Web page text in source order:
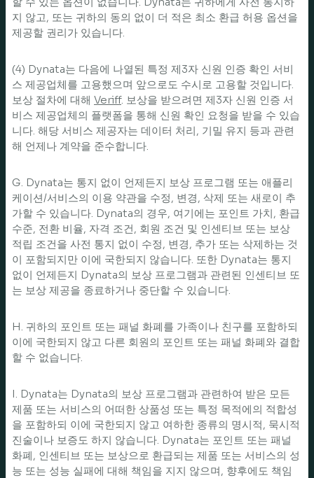
지 않고, 또는 귀하의 동의 없이 더 적은 최소 환급 허용 옵션을
제공할 권리가 있습니다.
(4) Dynata는 다음에 나열된 특정 제3자 신원 인증 확인 서비
스 제공업체를 고용했으며 앞으로도 수시로 고용할 것입니다.
보상 절차에 대해 Veriff. 보상을 받으려면 제3자 신원 인증 서
비스 제공업체의 플랫폼을 통해 신원 확인 요청을 받을 수 있습
니다. 해당 서비스 제공자는 데이터 처리, 기밀 유지 등과 관련
해 언제나 계약을 준수합니다.
G. Dynata는 통지 없이 언제든지 보상 프로그램 또는 애플리
케이션/서비스의 이용 약관을 수정, 변경, 삭제 또는 새로이 추
가할 수 있습니다. Dynata의 경우, 여기에는 포인트 가치, 환급
수준, 전환 비율, 자격 조건, 회원 조건 및 인센티브 또는 보상
적립 조건을 사전 통지 없이 수정, 변경, 추가 또는 삭제하는 것
이 포함되지만 이에 국한되지 않습니다. 또한 Dynata는 통지
없이 언제든지 Dynata의 보상 프로그램과 관련된 인센티브 또
는 보상 제공을 종료하거나 중단할 수 있습니다.
H. 귀하의 포인트 또는 패널 화폐를 가족이나 친구를 포함하되
이에 국한되지 않고 다른 회원의 포인트 또는 패널 화폐와 결합
할 수 없습니다.
I. Dynata는 Dynata의 보상 프로그램과 관련하여 받은 모든
제품 또는 서비스의 어떠한 상품성 또는 특정 목적에의 적합성
을 포함하되 이에 국한되지 않고 여하한 종류의 명시적, 묵시적
진술이나 보증도 하지 않습니다. Dynata는 포인트 또는 패널
화폐, 인센티브 또는 보상으로 환급되는 제품 또는 서비스의 성
능 또는 성능 실패에 대해 책임을 지지 않으며, 향후에도 책임